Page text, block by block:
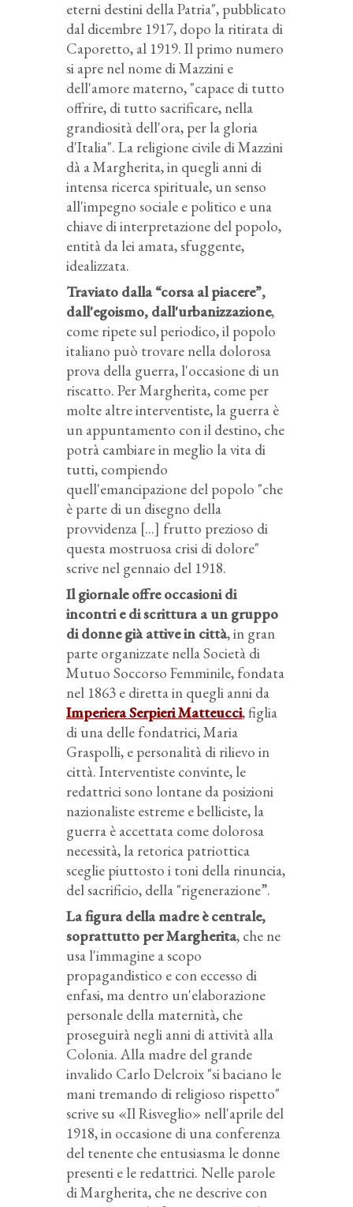
eterni destini della Patria", pubblicato
dal dicembre 1917, dopo la ritirata di
Caporetto, al 1919. Il primo numero
si apre nel nome di Mazzini e
dell'amore materno, "capace di tutto
offrire, di tutto sacrificare, nella
grandiosità dell'ora, per la gloria
d'Italia". La religione civile di Mazzini
dà a Margherita, in quegli anni di
intensa ricerca spirituale, un senso
all'impegno sociale e politico e una
chiave di interpretazione del popolo,
entità da lei amata, sfuggente,
idealizzata.
Traviato dalla “corsa al piacere”,
dall'egoismo, dall'urbanizzazione,
come ripete sul periodico, il popolo
italiano può trovare nella dolorosa
prova della guerra, l'occasione di un
riscatto. Per Margherita, come per
molte altre interventiste, la guerra è
un appuntamento con il destino, che
potrà cambiare in meglio la vita di
tutti, compiendo
quell'emancipazione del popolo "che
è parte di un disegno della
provvidenza [...] frutto prezioso di
questa mostruosa crisi di dolore"
scrive nel gennaio del 1918.
Il giornale offre occasioni di
incontri e di scrittura a un gruppo
di donne già attive in città, in gran
parte organizzate nella Società di
Mutuo Soccorso Femminile, fondata
nel 1863 e diretta in quegli anni da
Imperiera Serpieri Matteucci, figlia
di una delle fondatrici, Maria
Graspolli, e personalità di rilievo in
città. Interventiste convinte, le
redattrici sono lontane da posizioni
nazionaliste estreme e belliciste, la
guerra è accettata come dolorosa
necessità, la retorica patriottica
sceglie piuttosto i toni della rinuncia,
del sacrificio, della "rigenerazione”.
La figura della madre è centrale,
soprattutto per Margherita, che ne
usa l'immagine a scopo
propagandistico e con eccesso di
enfasi, ma dentro un'elaborazione
personale della maternità, che
proseguirà negli anni di attività alla
Colonia. Alla madre del grande
invalido Carlo Delcroix "si baciano le
mani tremando di religioso rispetto"
scrive su «Il Risveglio» nell'aprile del
1918, in occasione di una conferenza
del tenente che entusiasma le donne
presenti e le redattrici. Nelle parole
di Margherita, che ne descrive con